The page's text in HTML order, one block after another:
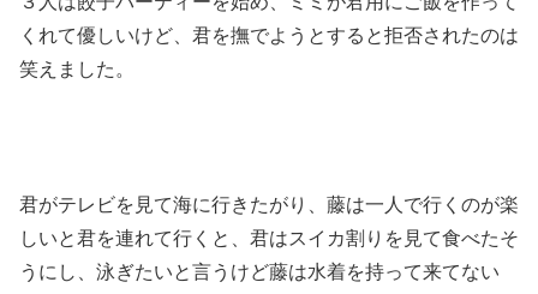
くれて優しいけど、君を撫でようとすると拒否されたのは
笑えました。
君がテレビを見て海に行きたがり、藤は一人で行くのが楽
しいと君を連れて行くと、君はスイカ割りを見て食べたそ
うにし、泳ぎたいと言うけど藤は水着を持って来てない